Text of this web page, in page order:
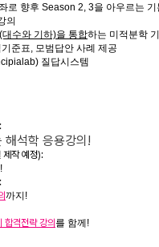
로 향후 Season 2, 3을 아우르는 기
의
수와 기하)을 통합하는 미적분학
준표, 모범답안 사례 제공
질답시스템
해석학 응용강의!
작 예정):
까지!
합격전략 강의를 함께!